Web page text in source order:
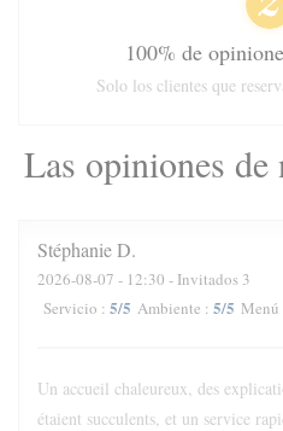
Las opiniones de
StéphanieD
2026-08-07 - 12:30 - Invitados 3
Servicio : 5/5 Ambiente : 5/5 Menú
Un accueil chaleureux, des
étaient succulents, et un service
100% de
Solo los clientes que